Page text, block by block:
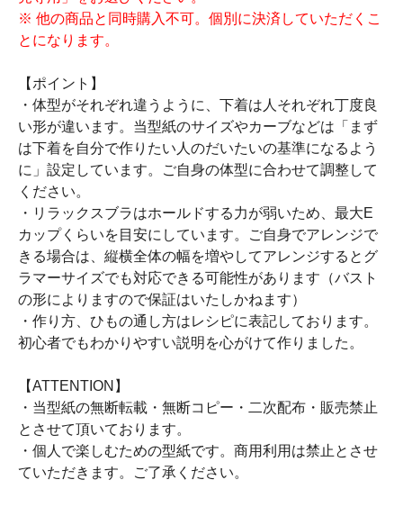
※ 他の商品と同時購入不可。個別に決済していただくこ
とになります。
【ポイント】
・体型がそれぞれ違うように、下着は人それぞれ丁度良
い形が違います。当型紙のサイズやカーブなどは「まず
は下着を自分で作りたい人のだいたいの基準になるよう
に」設定しています。ご自身の体型に合わせて調整して
ください。
・リラックスブラはホールドする力が弱いため、最大E
カップくらいを目安にしています。ご自身でアレンジで
きる場合は、縦横全体の幅を増やしてアレンジするとグ
ラマーサイズでも対応できる可能性があります（バスト
の形によりますので保証はいたしかねます）
・作り方、ひもの通し方はレシピに表記しております。
初心者でもわかりやすい説明を心がけて作りました。
【ATTENTION】
・当型紙の無断転載・無断コピー・二次配布・販売禁止
とさせて頂いております。
・個人で楽しむための型紙です。商用利用は禁止とさせ
ていただきます。ご了承ください。